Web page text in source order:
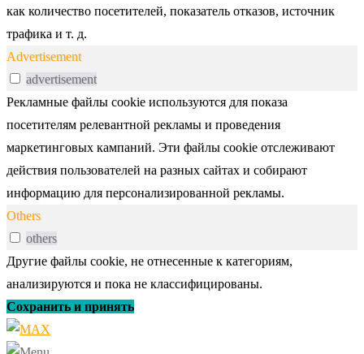
как количество посетителей, показатель отказов, источник
трафика и т. д.
Advertisement
advertisement
Рекламные файлы cookie используются для показа
посетителям релевантной рекламы и проведения
маркетинговых кампаний. Эти файлы cookie отслеживают
действия пользователей на разных сайтах и собирают
информацию для персонализированной рекламы.
Others
others
Другие файлы cookie, не отнесенные к категориям,
анализируются и пока не классифицированы.
Сохранить и принять